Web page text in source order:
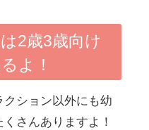
2歳3歳向け
よ！
ション以外にも幼
さんありますよ！